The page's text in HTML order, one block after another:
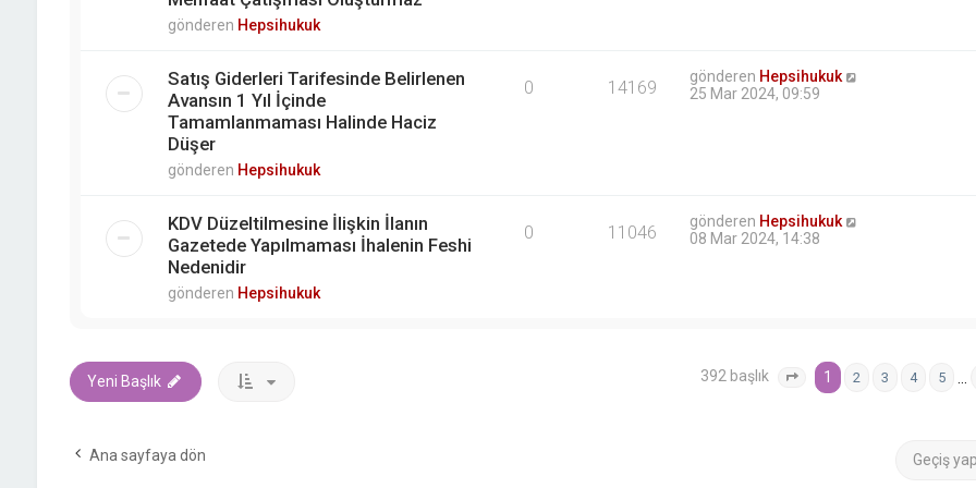
gönderen Hepsihukuk
Satış Giderleri Tarifesinde Belirlenen
Avansın 1 Yıl İçinde
Tamamlanmaması Halinde Haciz
Düşer
gönderen Hepsihukuk
0 14169 gönderen Hepsihukuk
25 Mar 2024, 09:59
KDV Düzeltilmesine İlişkin İlanın
Gazetede Yapılmaması İhalenin Feshi
Nedenidir
gönderen Hepsihukuk
0 11046 gönderen Hepsihukuk
08 Mar 2024, 14:38
Yeni Başlık 392 başlık . sayfa (Toplam 16 sayfa)
1 2 3 4 5
Ana sayfaya dön Geçiş yap